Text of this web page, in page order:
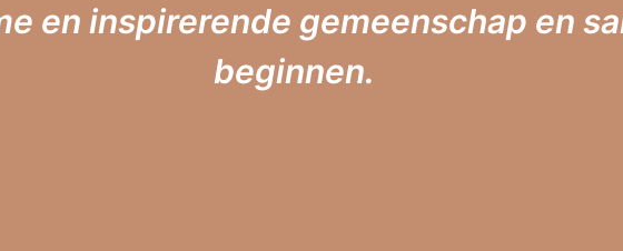
en inspirerende gemeenschap en
beginnen.